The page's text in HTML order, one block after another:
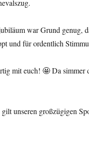
war Grund genug,
und für ordentlich
mit euch! 🤩 Da simmer
unseren großzügigen